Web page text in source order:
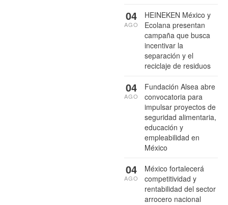
HEINEKEN México y
Ecolana presentan
campaña que busca
incentivar la
separación y el
reciclaje de residuos
04
AGO
Fundación Alsea abre
convocatoria para
impulsar proyectos de
seguridad alimentaria,
educación y
empleabilidad en
México
04
AGO
México fortalecerá
competitividad y
rentabilidad del sector
arrocero nacional
04
AGO